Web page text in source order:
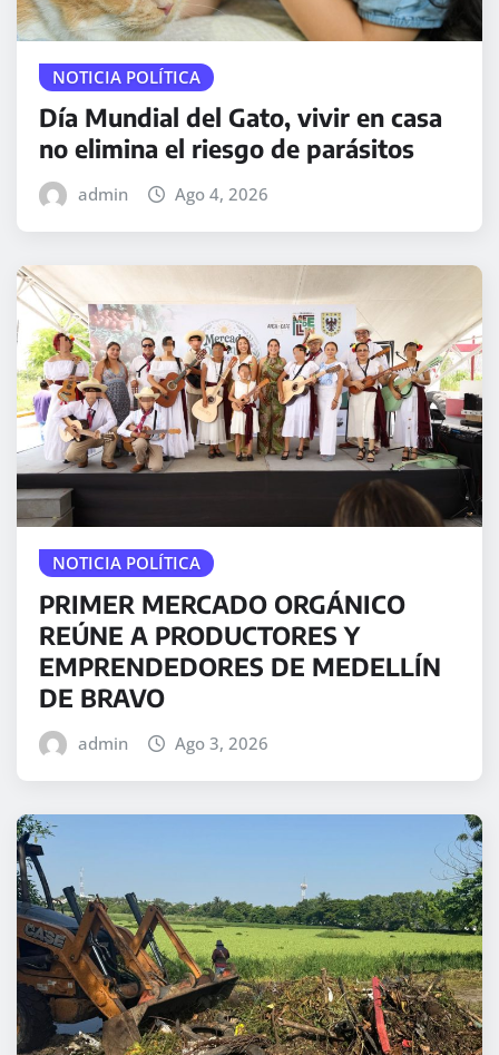
NOTICIA POLÍTICA
Día Mundial del Gato, vivir en casa
no elimina el riesgo de parásitos
admin Ago 4, 2026
NOTICIA POLÍTICA
PRIMER MERCADO ORGÁNICO
REÚNE A PRODUCTORES Y
EMPRENDEDORES DE MEDELLÍN
DE BRAVO
admin Ago 3, 2026